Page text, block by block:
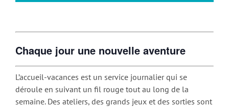
Chaque jour une nouvelle aventure
L’accueil-vacances est un service journalier qui se
déroule en suivant un fil rouge tout au long de la
semaine. Des ateliers, des grands jeux et des sorties sont